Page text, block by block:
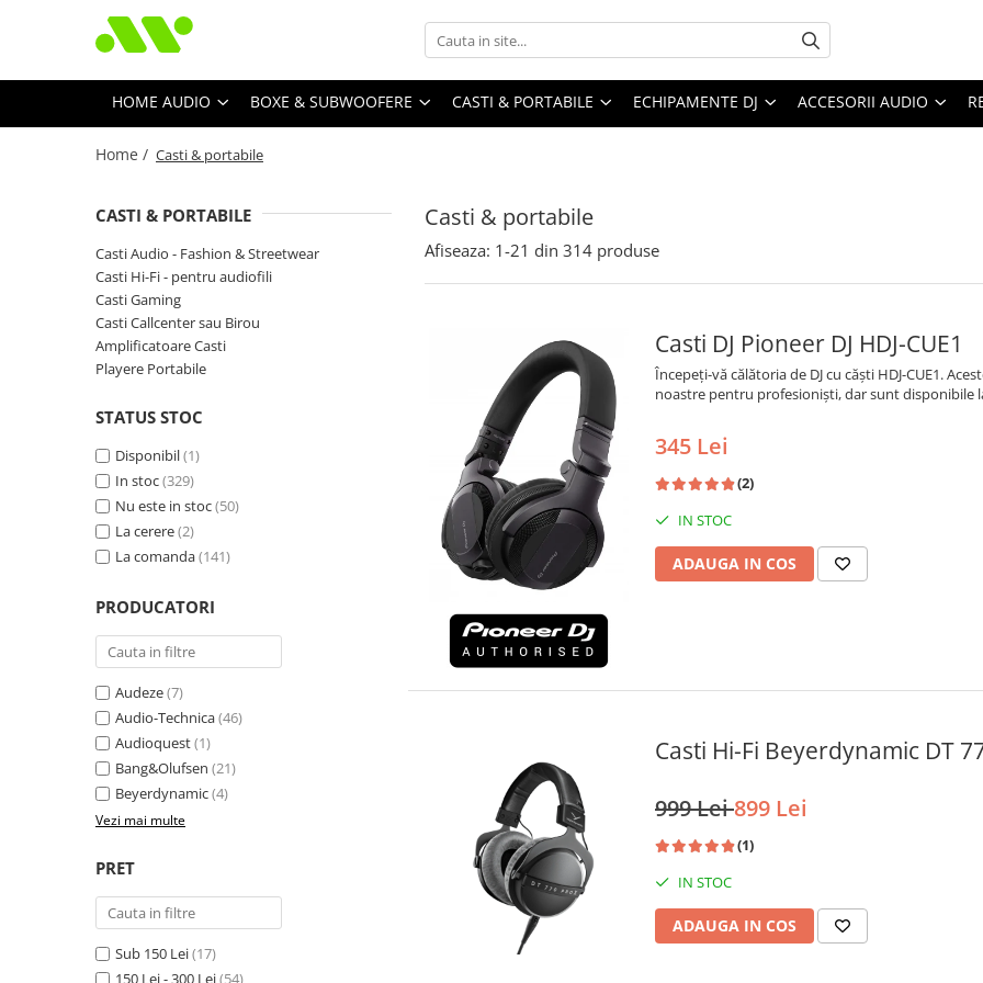
HOME AUDIO BOXE & SUBWOOFERE CASTI & PORTABILE ECHIPAMENTE DJ ACCESORII AUDIO
Home / Casti & portabile
Casti & portabile
CASTI & PORTABILE
Casti Audio - Fashion & Streetwear
Casti Hi-Fi - pentru audiofili
Casti Gaming
Casti Callcenter sau Birou
Amplificatoare Casti
Playere Portabile
STATUS STOC
Disponibil(1)
In stoc(329)
Nu este in stoc(50)
La cerere(2)
La comanda(141)
PRODUCATORI
Audeze(7)
Audio-Technica(46)
Audioquest(1)
Bang&Olufsen (21)
Beyerdynamic(4)
Vezi mai multe
PRET
Sub 150 Lei(17)
150 Lei - 300 Lei(54)
Afiseaza: 1-21 din 314 produse
Casti DJ Pioneer DJ HDJ-CUE1
Începeți-vă călătoria de DJ cu căști HDJ-CUE1.
noastre pentru profesioniști, dar sunt disponibile
345 Lei
(2)
IN STOC
ADAUGA IN COS
Casti Hi-Fi Beyerdynamic DT
999 Lei899 Lei
(1)
IN STOC
ADAUGA IN COS